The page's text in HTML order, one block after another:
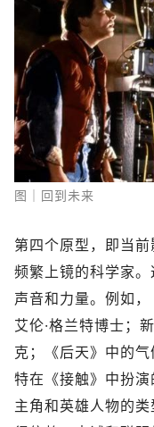
图｜回到未来
第四个原型，即当
频繁上镜的科学家
声音和力量。例如
艾伦·格兰特博士；
克；《后天》中的
特在《接触》中扮
主角和英雄人物的